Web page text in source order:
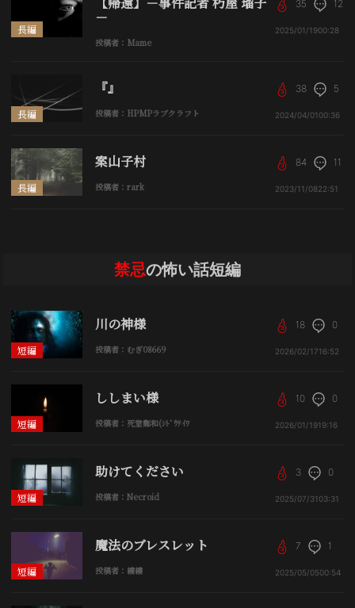
長編
－
投稿者：Mame
35 12
2025/01/1900:28
長編
『』
投稿者：HPMPラブクラフト
38 5
2024/04/01 00:36
長編
案山子村
投稿者：rark
84 11
2023/11/0822:51
禁忌の怖い話短編
短編
川の神様
投稿者：むぎ08669
18 0
2026/02/1716:52
短編
ししまい様
投稿者：死堂鄭和(ｼﾄﾞｳﾃｲﾜ
10 0
2026/01/1919:16
短編
助けてください
投稿者：Necroid
3 0
2025/07/31 03:31
短編
魔法のブレスレット
投稿者：縷縷
7 1
2025/05/0500:54